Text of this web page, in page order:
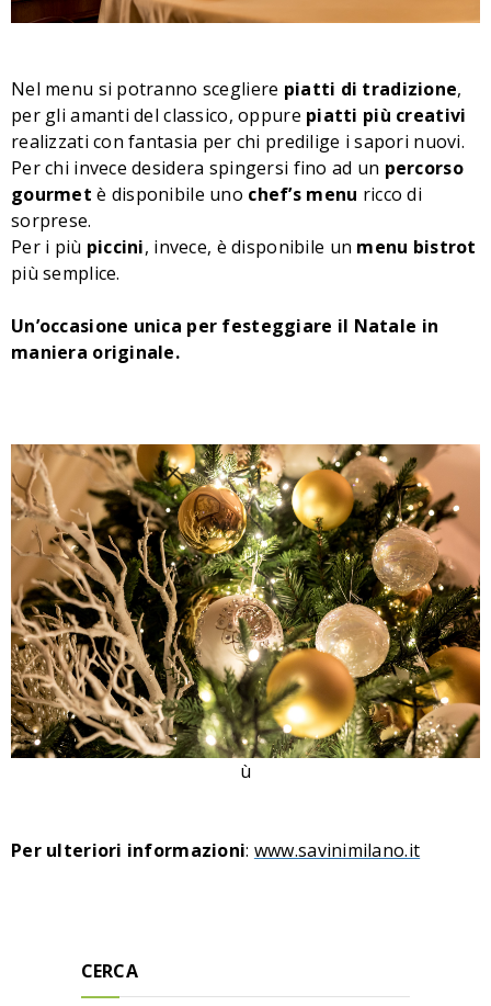
Nel menu si potranno scegliere piatti di tradizione,
per gli amanti del classico, oppure piatti più creativi
realizzati con fantasia per chi predilige i sapori nuovi.
Per chi invece desidera spingersi fino ad un percorso
gourmet è disponibile uno chef’s menu ricco di
sorprese.
Per i più piccini, invece, è disponibile un menu bistrot
più semplice.
Un’occasione unica per festeggiare il Natale in
maniera originale.
ù
Per ulteriori informazioni: www.savinimilano.it
CERCA